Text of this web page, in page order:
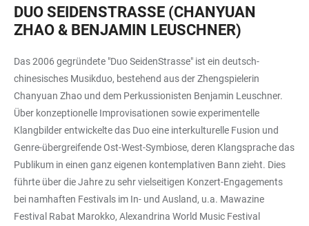
DUO SEIDENSTRASSE (CHANYUAN
ZHAO & BENJAMIN LEUSCHNER)
Das 2006 gegründete "Duo SeidenStrasse" ist ein deutsch-
chinesisches Musikduo, bestehend aus der Zhengspielerin
Chanyuan Zhao und dem Perkussionisten Benjamin Leuschner.
Über konzeptionelle Improvisationen sowie experimentelle
Klangbilder entwickelte das Duo eine interkulturelle Fusion und
Genre-übergreifende Ost-West-Symbiose, deren Klangsprache das
Publikum in einen ganz eigenen kontemplativen Bann zieht. Dies
führte über die Jahre zu sehr vielseitigen Konzert-Engagements
bei namhaften Festivals im In- und Ausland, u.a. Mawazine
Festival Rabat Marokko, Alexandrina World Music Festival